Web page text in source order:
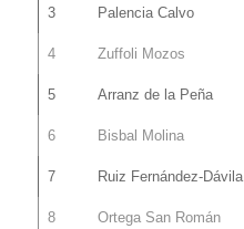
3 Palencia Calvo
4 Zuffoli Mozos
5 Arranz de la Peña
6 Bisbal Molina
7 Ruiz Fernández-Dávila
8 Ortega San Román